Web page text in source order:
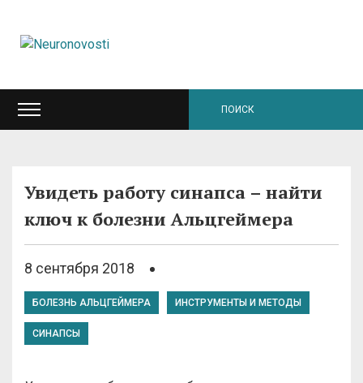
Увидеть работу синапса – найти
ключ к болезни Альцгеймера
8 сентября 2018
БОЛЕЗНЬ АЛЬЦГЕЙМЕРА ИНСТРУМЕНТЫ И МЕТОДЫ
СИНАПСЫ